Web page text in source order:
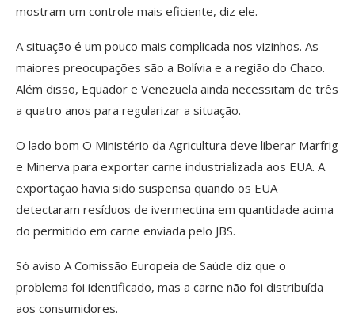
mostram um controle mais eficiente, diz ele.
A situação é um pouco mais complicada nos vizinhos. As
maiores preocupações são a Bolívia e a região do Chaco.
Além disso, Equador e Venezuela ainda necessitam de três
a quatro anos para regularizar a situação.
O lado bom O Ministério da Agricultura deve liberar Marfrig
e Minerva para exportar carne industrializada aos EUA. A
exportação havia sido suspensa quando os EUA
detectaram resíduos de ivermectina em quantidade acima
do permitido em carne enviada pelo JBS.
Só aviso A Comissão Europeia de Saúde diz que o
problema foi identificado, mas a carne não foi distribuída
aos consumidores.